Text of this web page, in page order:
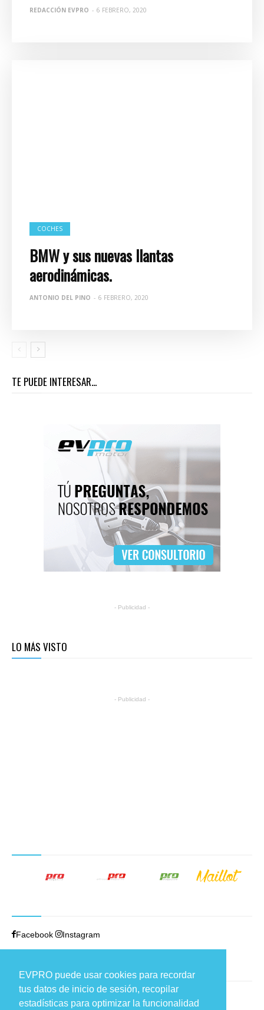
EVPRO puede usar cookies para recordar
tus datos de inicio de sesión, recopilar
estadísticas para optimizar la funcionalidad
REDACCIÓN EVPRO - 6 FEBRERO, 2020
COCHES
BMW y sus nuevas llantas
aerodinámicas.
ANTONIO DEL PINO - 6 FEBRERO, 2020
TE PUEDE INTERESAR...
- Publicidad -
LO MÁS VISTO
- Publicidad -
Facebook Instagram
TRABAJAMOS EN
Carretera de Fuencarral, 44
Edificio 9, loft 1 – 28108 Alcobendas (Madrid)